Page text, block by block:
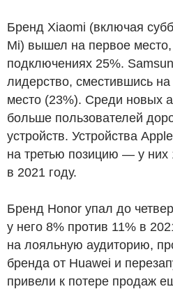
Бренд Xiaomi (включая
Mi) вышел на первое
подключениях 25%.
лидерство, сместившись
место (23%). Среди новых
больше пользователей
устройств. Устройства
на третью позицию — у них
в 2021 году.
Бренд Honor упал до
у него 8% против 11% в
на лояльную аудиторию,
бренда от Huawei и
привели к потере продаж